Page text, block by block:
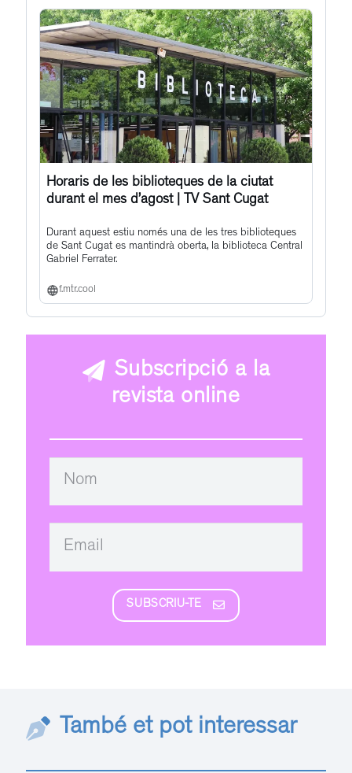
Horaris de les biblioteques de la ciutat
durant el mes d’agost | TV Sant Cugat
Durant aquest estiu només una de les tres biblioteques
de Sant Cugat es mantindrà oberta, la biblioteca Central
Gabriel Ferrater.
f.mtr.cool
Subscripció a la
revista online
SUBSCRIU-TE
També et pot interessar